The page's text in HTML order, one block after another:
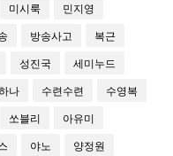
미시룩 민지영
방송사고 복근
성진국 세미누드
나 수련수련 수영복
쏘블리 아유미
야노 양정원